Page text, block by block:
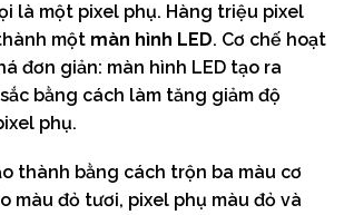
là một pixel phụ. Hàng triệu pixel
một màn hình LED. Cơ chế hoạt
đơn giản: màn hình LED tạo ra
bằng cách làm tăng giảm độ
phụ.
thành bằng cách trộn ba màu cơ
màu đỏ tươi, pixel phụ màu đỏ và